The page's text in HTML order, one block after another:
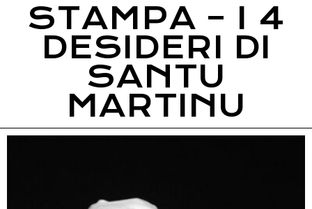
STAMPA – I 4
DESIDERI DI
SANTU
MARTINU